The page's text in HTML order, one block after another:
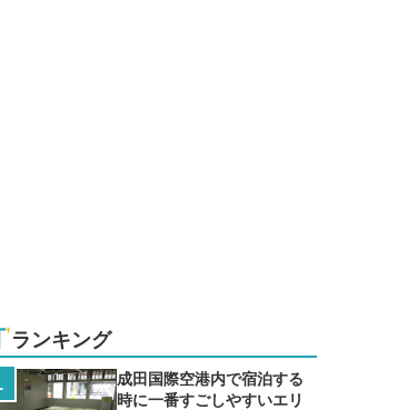
ランキング
成田国際空港内で宿泊する
時に一番すごしやすいエリ